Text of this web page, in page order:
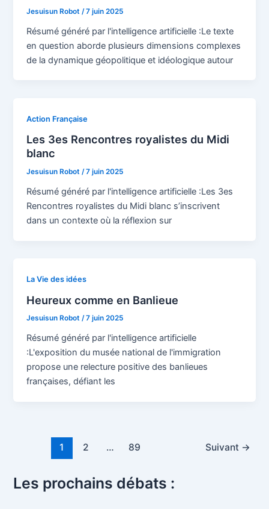
Jesuisun Robot /7 juin 2025
Résumé généré par l'intelligence artificielle :Le texte
en question aborde plusieurs dimensions complexes
de la dynamique géopolitique et idéologique autour
Action Française
Les 3es Rencontres royalistes du Midi
blanc
Jesuisun Robot/7 juin 2025
Résumé généré par l'intelligence artificielle :Les 3es
Rencontres royalistes du Midi blanc s’inscrivent
dans un contexte où la réflexion sur
La Vie des idées
Heureux comme en Banlieue
Jesuisun Robot/7 juin 2025
Résumé généré par l'intelligence artificielle
:L'exposition du musée national de l'immigration
propose une relecture positive des banlieues
françaises, défiant les
1 2 … 89 Suivant →
Les prochains débats :